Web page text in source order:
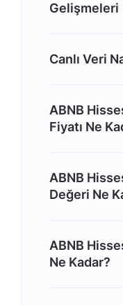
Gelişmeleri
Canlı Veri
ABNB
Fiyatı Ne
ABNB
Değeri Ne
ABNB
Ne Kadar?